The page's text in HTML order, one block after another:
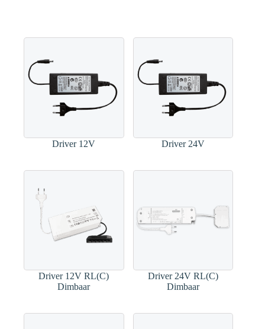
Driver 12V Driver 24V
Driver 12V RL(C)
Dimbaar
Driver 24V RL(C)
Dimbaar